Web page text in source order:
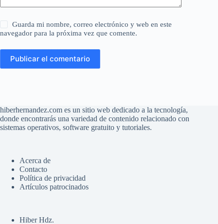
Guarda mi nombre, correo electrónico y web en este
navegador para la próxima vez que comente.
Publicar el comentario
hiberhernandez.com es un sitio web dedicado a la tecnología,
donde encontrarás una variedad de contenido relacionado con
sistemas operativos, software gratuito y tutoriales.
Acerca de
Contacto
Política de privacidad
Artículos patrocinados
Hiber Hdz.